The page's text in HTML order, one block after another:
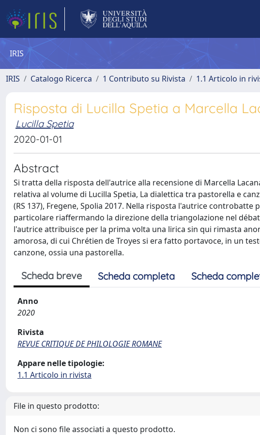
IRIS
IRIS Catalogo Ricerca 1 Contributo su Rivista 1.1 Articolo in
Risposta di Lucilla Spetia a Marcella
Lucilla Spetia
2020-01-01
Abstract
Si tratta della risposta dell'autrice alla recensione di Marcella
relativa al volume di Lucilla Spetia, La dialettica tra pastorella e
(RS 137), Fregene, Spolia 2017. Nella risposta l'autrice
particolare riaffermando la direzione della triangolazione nel
l'autrice attribuisce per la prima volta una lirica sin qui rimasta
amorosa, di cui Chrétien de Troyes si era fatto portavoce, in un
canzone, ossia una pastorella.
Scheda breve Scheda completa Scheda
Anno
2020
Rivista
REVUE CRITIQUE DE PHILOLOGIE ROMANE
Appare nelle tipologie:
1.1 Articolo in rivista
File in questo prodotto:
Non ci sono file associati a questo prodotto.